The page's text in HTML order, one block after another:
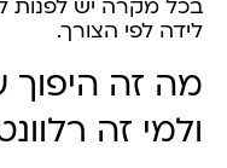
בכל מקרה יש
לידה לפי הצורך.
ולמי זה